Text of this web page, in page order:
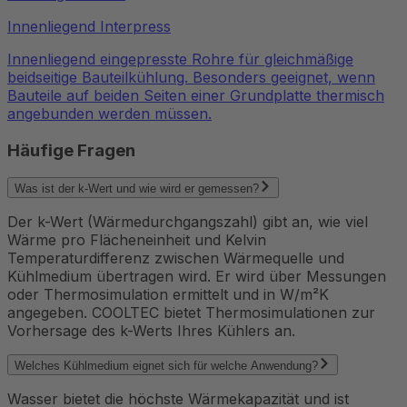
Innenliegend Interpress
Innenliegend eingepresste Rohre für gleichmäßige
beidseitige Bauteilkühlung. Besonders geeignet, wenn
Bauteile auf beiden Seiten einer Grundplatte thermisch
angebunden werden müssen.
Häufige Fragen
Was ist der k-Wert und wie wird er gemessen?
Der k-Wert (Wärmedurchgangszahl) gibt an, wie viel
Wärme pro Flächeneinheit und Kelvin
Temperaturdifferenz zwischen Wärmequelle und
Kühlmedium übertragen wird. Er wird über Messungen
oder Thermosimulation ermittelt und in W/m²K
angegeben. COOLTEC bietet Thermosimulationen zur
Vorhersage des k-Werts Ihres Kühlers an.
Welches Kühlmedium eignet sich für welche Anwendung?
Wasser bietet die höchste Wärmekapazität und ist